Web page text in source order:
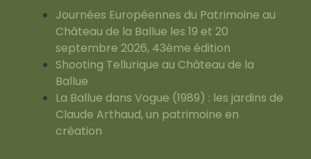
Journées Européennes du Patrimoine au
Château de la Ballue les 19 et 20
septembre 2026, 43ème édition
Shooting Tellurique au Château de la
Ballue
La Ballue dans Vogue (1989) : les jardins de
Claude Arthaud, un patrimoine en
création